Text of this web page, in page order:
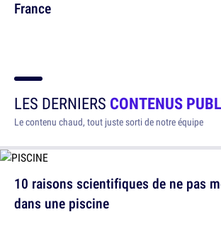
France
LES DERNIERS CONTENUS
Le contenu chaud, tout juste sorti de notre équipe
10 raisons scientifiques de ne pas
dans une piscine